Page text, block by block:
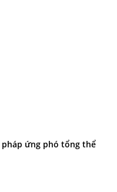
pháp ứng phó tổng thể